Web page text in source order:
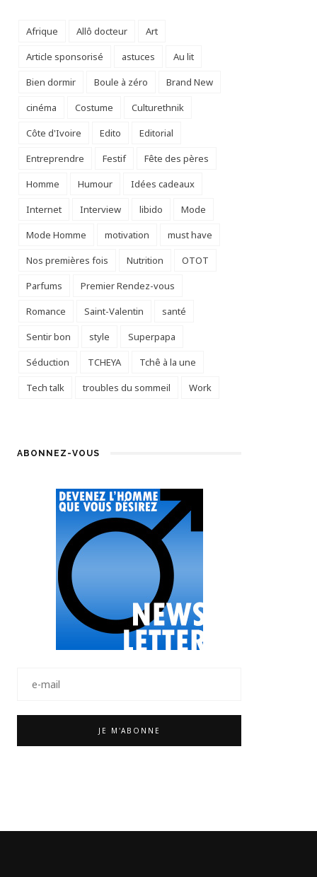
Afrique Allô docteur
Art
Article sponsorisé
astuces
Au lit
Bien dormir
Boule à zéro
Brand New
cinéma
Costume
Culturethnik
Côte d'Ivoire
Edito
Editorial
Entreprendre
Festif
Fête des pères
Homme
Humour
Idées cadeaux
Internet
Interview libido
Mode
Mode Homme
motivation
must have
Nos premières fois
Nutrition
OTOT
Parfums
Premier Rendez-vous
Romance
Saint-Valentin
santé
Sentir bon
style
Superpapa
Séduction
TCHEYA
Tchê à la une
Tech talk
troubles du sommeil Work
ABONNEZ-VOUS